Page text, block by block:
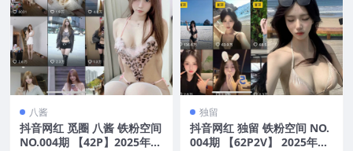
八酱
抖音网红 觅圈 八酱 铁粉空间
NO.004期 【42P】2025年最
独留
抖音网红 独留 铁粉空间 NO.
004期 【62P2V】 2025年最